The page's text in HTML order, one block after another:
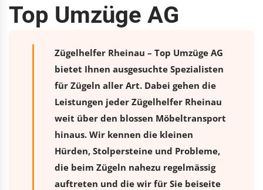
Top Umzüge AG
Zügelhelfer Rheinau – Top Umzüge AG
bietet Ihnen ausgesuchte Spezialisten
für Zügeln aller Art. Dabei gehen die
Leistungen jeder Zügelhelfer Rheinau
weit über den blossen Möbeltransport
hinaus. Wir kennen die kleinen
Hürden, Stolpersteine und Probleme,
die beim Zügeln nahezu regelmässig
auftreten und die wir für Sie beiseite